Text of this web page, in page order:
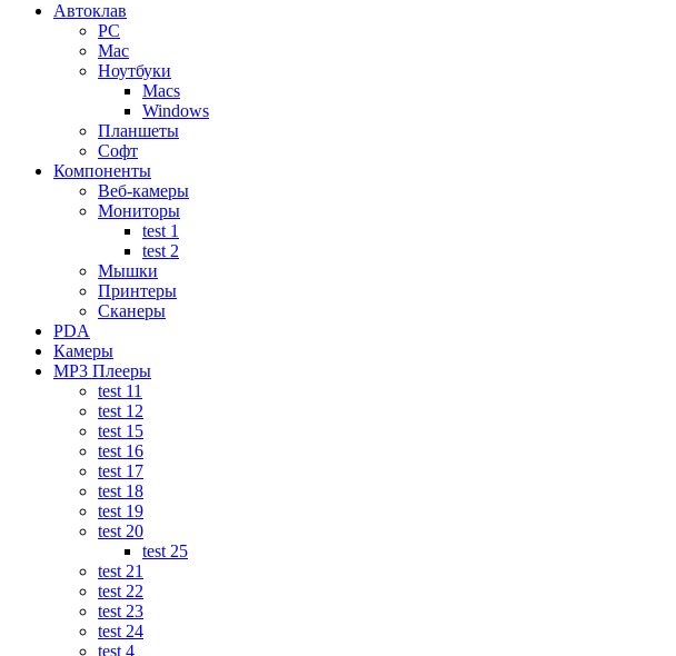
Автоклав
PC
Mac
Ноутбуки
Macs
Windows
Планшеты
Софт
Компоненты
Веб-камеры
Мониторы
test 1
test 2
Мышки
Принтеры
Сканеры
PDA
Камеры
MP3 Плееры
test 11
test 12
test 15
test 16
test 17
test 18
test 19
test 20
test 25
test 21
test 22
test 23
test 24
test 4